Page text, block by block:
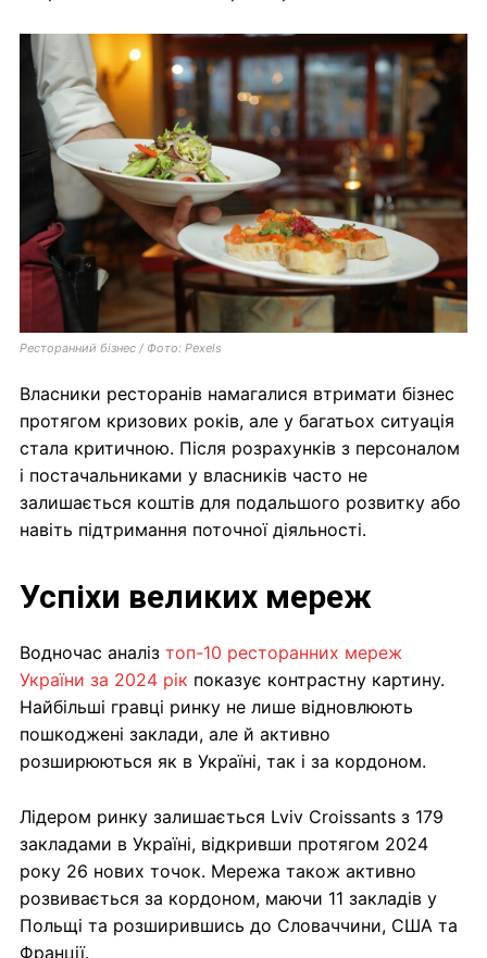
Ресторанний бізнес / Фото: Pexels
Власники ресторанів намагалися втримати бізнес
протягом кризових років, але у багатьох ситуація
стала критичною. Після розрахунків з персоналом
і постачальниками у власників часто не
залишається коштів для подальшого розвитку або
навіть підтримання поточної діяльності.
Успіхи великих мереж
Водночас аналіз топ-10 ресторанних мереж
України за 2024 рік показує контрастну картину.
Найбільші гравці ринку не лише відновлюють
пошкоджені заклади, але й активно
розширюються як в Україні, так і за кордоном.
Лідером ринку залишається Lviv Croissants з 179
закладами в Україні, відкривши протягом 2024
року 26 нових точок. Мережа також активно
розвивається за кордоном, маючи 11 закладів у
Польщі та розширившись до Словаччини, США та
Франції.